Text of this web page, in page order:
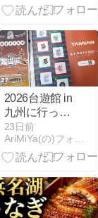
を想定したア
混雑回避方法
とは？
2026台遊館 in
九州に行って
きた！
23日前
AriMiYa(の)フォルモサ研究